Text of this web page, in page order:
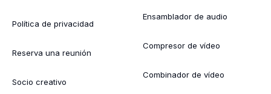
Política de privacidad
Reserva una reunión
Socio creativo
Ensamblador de audio
Compresor de vídeo
Combinador de vídeo